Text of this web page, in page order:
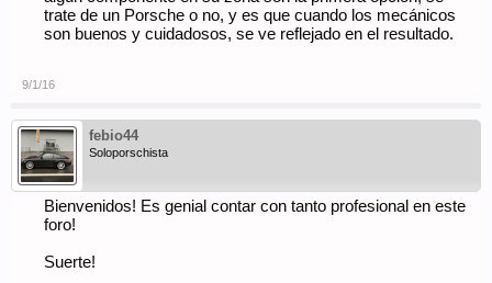
trate de un Porsche o no, y es que cuando los mecánicos
son buenos y cuidadosos, se ve reflejado en el resultado.
9/1/16
febio44
Soloporschista
Bienvenidos! Es genial contar con tanto profesional en este
foro!
Suerte!